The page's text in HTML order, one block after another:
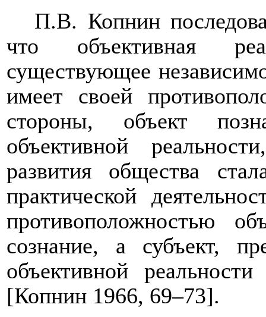
П.В. Копнин
что объективная
существующее
имеет своей
стороны, объект
объективной
развития общества
практической
противоположностью
сознание, а субъект,
объективной
[Копнин 1966, 69–73].